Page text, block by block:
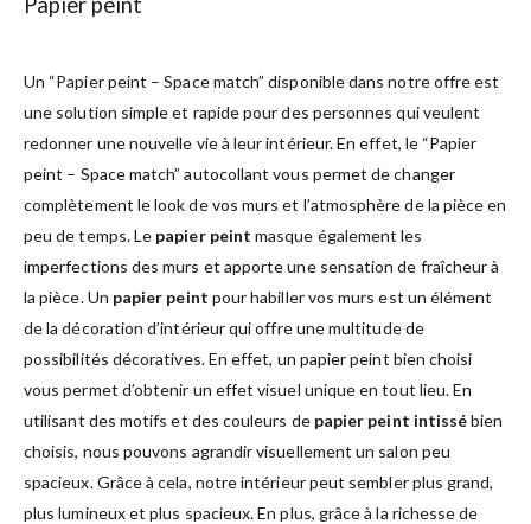
Un “Papier peint – Space match” disponible dans notre offre est
une solution simple et rapide pour des personnes qui veulent
redonner une nouvelle vie à leur intérieur. En effet, le “Papier
peint – Space match” autocollant vous permet de changer
complètement le look de vos murs et l’atmosphère de la pièce en
peu de temps. Le papier peint masque également les
imperfections des murs et apporte une sensation de fraîcheur à
la pièce. Un papier peint pour habiller vos murs est un élément
de la décoration d’intérieur qui offre une multitude de
possibilités décoratives. En effet, un papier peint bien choisi
vous permet d’obtenir un effet visuel unique en tout lieu. En
utilisant des motifs et des couleurs de papier peint intissébien
choisis, nous pouvons agrandir visuellement un salon peu
spacieux. Grâce à cela, notre intérieur peut sembler plus grand,
plus lumineux et plus spacieux. En plus, grâce à la richesse de